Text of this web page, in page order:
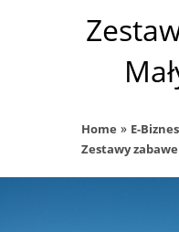
Home » E-Biznes
Zestawy